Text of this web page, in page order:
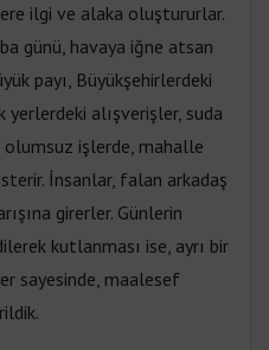
ilgi ve alaka oluştururlar.
günü, havaya iğne atsan
payı, Büyükşehirlerdeki
alışverişler, suda
işlerde, mahalle
İnsanlar, falan arkadaş
girerler. Günlerin
kutlanması ise, ayrı bir
sayesinde, maalesef